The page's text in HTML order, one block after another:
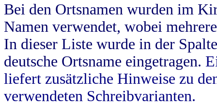
Bei den Ortsnamen wurden im
Namen verwendet, wobei
In dieser Liste wurde in der
deutsche Ortsname eingetragen.
liefert zusätzliche Hinweise zu
verwendeten Schreibvarianten.